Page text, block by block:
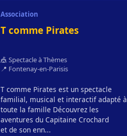
Association
T comme Pirates
🎪 Spectacle à Thèmes
📍 Fontenay-en-Parisis
T comme Pirates est un spectacle
familial, musical et interactif adapté à
toute la famille Découvrez les
aventures du Capitaine Crochard
et de son enn...